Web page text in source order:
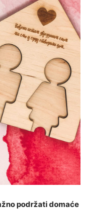
podržati domaće